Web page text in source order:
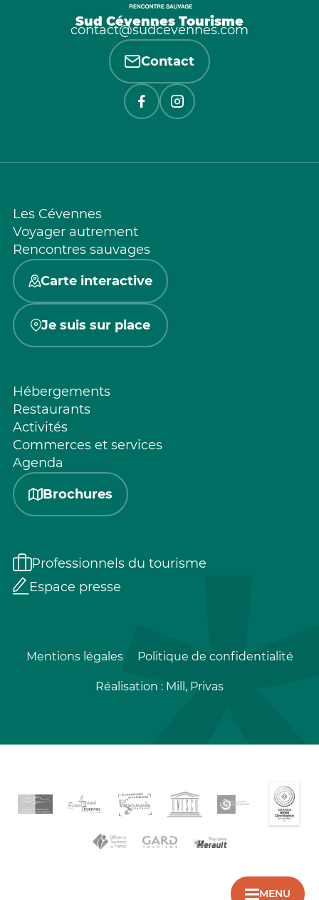
MENU
Sud Cévennes Tourisme
contact@sudcevennes.com
Contact
Les Cévennes
Voyager autrement
Rencontres sauvages
Carte interactive
Je suis sur place
Hébergements
Restaurants
Activités
Commerces et services
Agenda
Brochures
Professionnels du tourisme
Espace presse
Mentions légales Politique de confidentialité
Réalisation : Mill, Privas